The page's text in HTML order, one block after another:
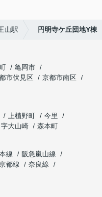
山駅 円明寺ケ丘団地Y棟
亀岡市
市伏見区
京都市南区
上植野町
今里
字大山崎
森本町
線
阪急嵐山線
都線
奈良線